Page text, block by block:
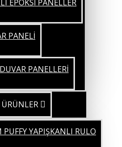
EPOKSİ PANELLER
PANELİ
PANELLERİ
PUFFY YAPIŞKANLI RULO